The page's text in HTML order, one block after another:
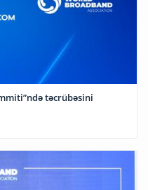
təcrübəsini